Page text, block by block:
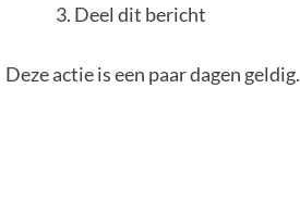
Deel dit bericht
Deze actie is een paar dagen geldig.